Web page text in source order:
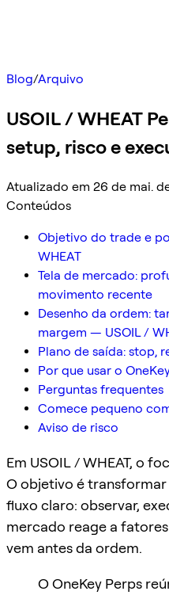
Blog/Arquivo
USOIL / WHEAT
setup, risco e
Atualizado em 26 de mai.
Conteúdos
Objetivo do trade e
WHEAT
Tela de mercado:
movimento recente
Desenho da ordem:
margem — USOIL /
Plano de saída: stop,
Por que usar o
Perguntas frequentes
Comece pequeno
Aviso de risco
Em USOIL / WHEAT, o
O objetivo é
fluxo claro: observar,
mercado reage a
vem antes da ordem.
O OneKey Perps